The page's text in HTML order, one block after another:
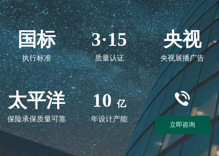
国标
执行标准
3·15
质量认证
央视
央视展播广告
太平洋
保险承保质量可靠
10 亿
年设计产能
立即咨询